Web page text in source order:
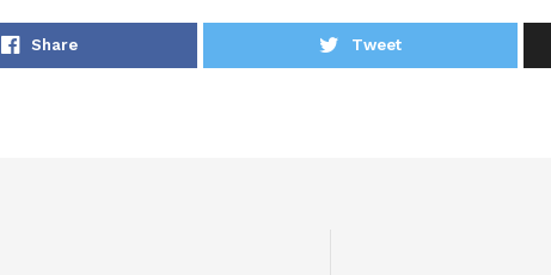
Share Tweet